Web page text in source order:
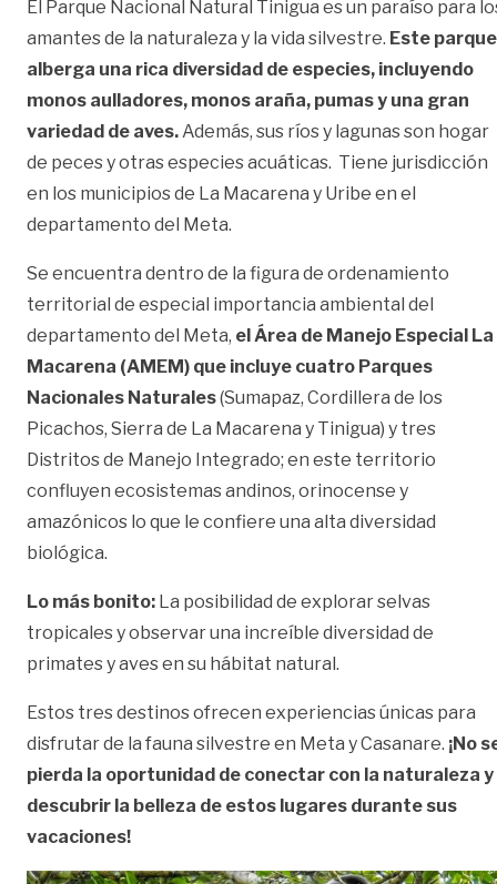
El Parque Nacional Natural Tinigua es un paraíso para
amantes de la naturaleza y la vida silvestre. Este parque
alberga una rica diversidad de especies, incluyendo
monos aulladores, monos araña, pumas y una gran
variedad de aves. Además, sus ríos y lagunas son hogar
de peces y otras especies acuáticas. Tiene jurisdicción
en los municipios de La Macarena y Uribe en el
departamento del Meta.
Se encuentra dentro de la figura de ordenamiento
territorial de especial importancia ambiental del
departamento del Meta, el Área de Manejo Especial La
Macarena (AMEM) que incluye cuatro Parques
Nacionales Naturales(Sumapaz, Cordillera de los
Picachos, Sierra de La Macarena y Tinigua) y tres
Distritos de Manejo Integrado; en este territorio
confluyen ecosistemas andinos, orinocense y
amazónicos lo que le confiere una alta diversidad
biológica.
Lo más bonito: La posibilidad de explorar selvas
tropicales y observar una increíble diversidad de
primates y aves en su hábitat natural.
Estos tres destinos ofrecen experiencias únicas para
disfrutar de la fauna silvestre en Meta y Casanare. ¡No
pierda la oportunidad de conectar con la naturaleza y
descubrir la belleza de estos lugares durante sus
vacaciones!